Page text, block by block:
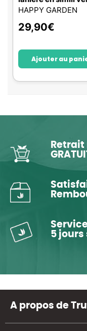
HAPPY GARDEN
29,90€
Ajouter au
5 jours
A propos de